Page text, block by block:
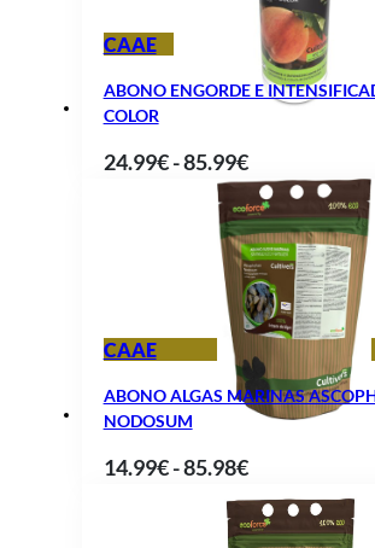
hasta
39.90€
CAAE
ABONO ENGORDE E
COLOR
24.99€ -85.99€Rango
de
precios:
desde
24.99€
hasta
85.99€
CAAE
ABONO ALGAS MARINAS
NODOSUM
14.99€ -85.98€Rango
de
precios: